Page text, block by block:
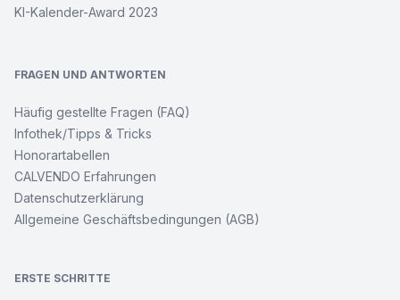
KI-Kalender-Award 2023
FRAGEN UND ANTWORTEN
Häufig gestellte Fragen (FAQ)
Infothek/Tipps & Tricks
Honorartabellen
CALVENDO Erfahrungen
Datenschutzerklärung
Allgemeine Geschäftsbedingungen (AGB)
ERSTE SCHRITTE